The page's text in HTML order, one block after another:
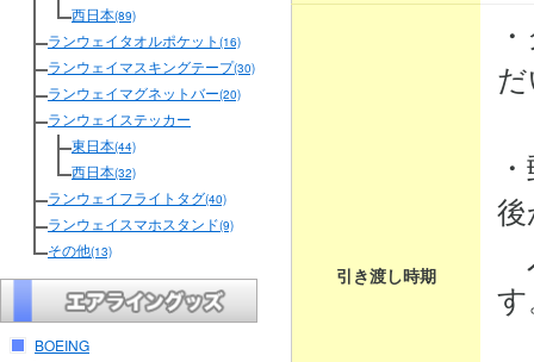
西日本(89)
ランウェイタオルポケット (16)
ランウェイマスキングテープ(30)
ランウェイマグネットバー(20)
ランウェイステッカー
東日本(44)
西日本(32)
ランウェイフライトタグ(40)
ランウェイスマホスタンド(9)
その他(13)
BOEING
引き渡し時期